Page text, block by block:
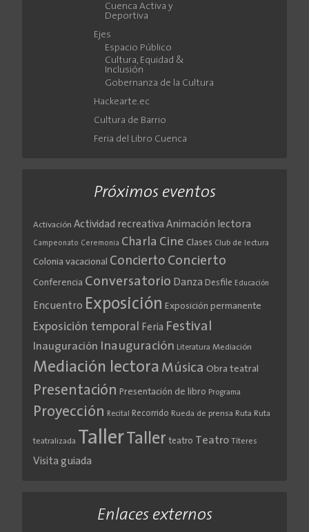
Cuenca Activa y
Deportiva
Ejes
Espacio Público
Cultura, Equidad &
Inclusión
Gobernanza de la Cultura
Hackearte.ec
Cultura de Barrio
Feria del Libro Cuenca
Próximos eventos
Activación Actividad recreativa Animación lectora
Campeonato Ceremonia Charla Cine Clases Club de lectura
Colonia vacacional Concierto Concierto
Conferencia Conversatorio Danza Desfile Educación
Encuentro Exposición Exposición permanente
Exposición temporal Feria Festival
Inauguración Inauguración Literatura Mediación
Mediación lectora Música Obra teatral
Presentación Presentación de libro Programa
Proyección Recital Recorrido Rueda de prensa Ruta Ruta
teatralizada Taller Taller teatro Teatro Títeres
Visita guiada
Enlaces externos